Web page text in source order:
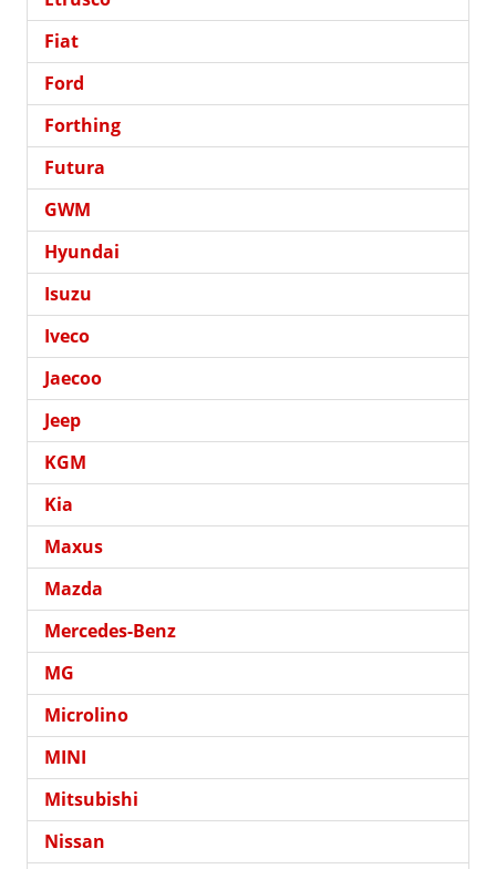
Fiat
Ford
Forthing
Futura
GWM
Hyundai
Isuzu
Iveco
Jaecoo
Jeep
KGM
Kia
Maxus
Mazda
Mercedes-Benz
MG
Microlino
MINI
Mitsubishi
Nissan